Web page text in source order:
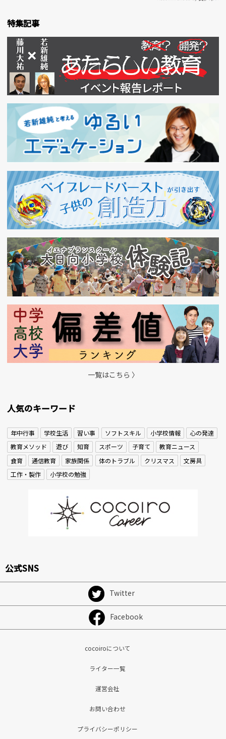
特集記事
一覧はこちら 〉
人気のキーワード
年中行事 学校生活 習い事 ソフトスキル 小学校情報
心の発達
教育メソッド
遊び 知育 スポーツ 子育て
教育ニュース
食育
通信教育 家族関係 体のトラブル クリスマス
文房具
工作・製作
小学校の勉強
公式SNS
Twitter
Facebook
cocoiroについて
ライター一覧
運営会社
お問い合わせ
プライバシーポリシー